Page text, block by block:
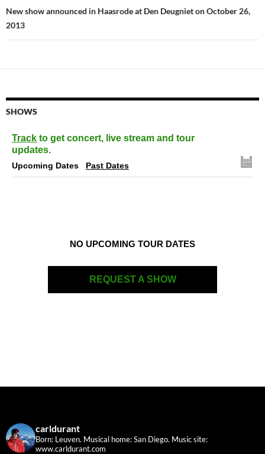
New show announced in Haasrode at Den Deugniet on October 26,
2013
SHOWS
Track to get concert, live stream and tour
updates.
Upcoming Dates Past Dates
NO UPCOMING TOUR DATES
REQUEST A SHOW
carldurant
Born: Leuven. Musical home: San Diego. Music site:
www.carldurant.com